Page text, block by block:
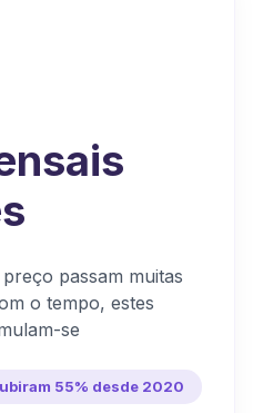
passam muitas
o tempo, estes
se
55% desde 2020